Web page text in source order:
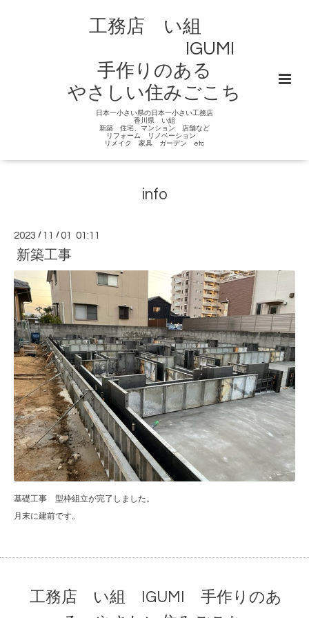
工務店 い組
IGUMI
手作りのある
やさしい住みごこち
日本一小さい県の日本一小さい工務店
香川県 い組
新築 住宅、マンション 店舗など
リフォーム リノベーション
リメイク 家具 ガーデン etc
info
2023 / 11 /01 01:11
新築工事
基礎工事 型枠組立が完了しました。
月末に建前です。
工務店 い組 IGUMI 手作りのあ